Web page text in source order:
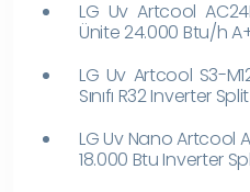
LG Uv Artcool
Ünite 24.000 Btu/h
LG Uv Artcool S3-
Sınıfı R32 Inverter
LG Uv Nano Artcool
18.000 Btu Inverter